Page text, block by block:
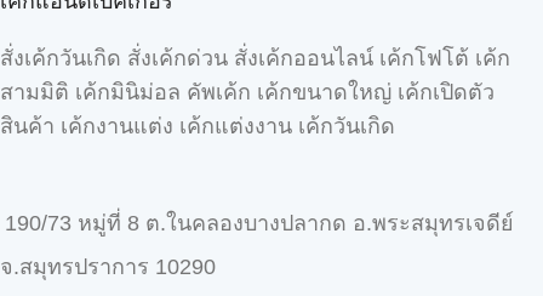
สั่งเค้กวันเกิด สั่งเค้กด่วน สั่งเค้กออนไลน์ เค้กโฟโต้ เค้ก
สามมิติ เค้กมินิม่อล คัพเค้ก เค้กขนาดใหญ่ เค้กเปิดตัว
สินค้า เค้กงานแต่ง เค้กแต่งงาน เค้กวันเกิด
190/73 หมู่ที่ 8 ต.ในคลองบางปลากด อ.พระสมุทรเจดีย์
จ.สมุทรปราการ 10290